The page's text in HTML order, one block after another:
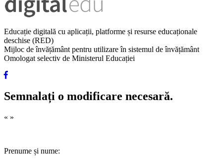
Educație digitală cu aplicații, platforme și resurse educaționale
deschise (RED)
Mijloc de învățământ pentru utilizare în sistemul de învățământ
Omologat selectiv de Ministerul Educației
Semnalați o modificare necesară.
« »
Prenume și nume: